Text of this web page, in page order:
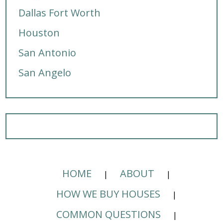
Dallas Fort Worth
Houston
San Antonio
San Angelo
HOME
ABOUT
HOW WE BUY HOUSES
COMMON QUESTIONS